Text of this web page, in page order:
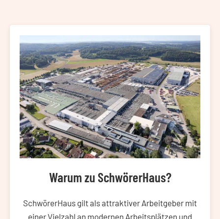
Warum zu SchwörerHaus?
SchwörerHaus gilt als attraktiver Arbeitgeber mit
einer Vielzahl an modernen Arbeitsplätzen und